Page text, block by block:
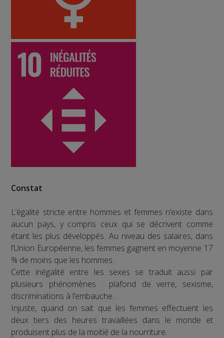
Constat
L’égalité stricte entre hommes et femmes n’existe dans
aucun pays, y compris ceux qui se décrivent comme
étant les plus développés. Au niveau des salaires, dans
l’Union Européenne, les femmes gagnent en moyenne 17
% de moins que les hommes.
Cette inégalité entre les sexes se traduit aussi par
plusieurs phénomènes : plafond de verre, sexisme,
discriminations à l’embauche…
Injuste, quand on sait que les femmes effectuent les
deux tiers des heures travaillées dans le monde et
produisent plus de la moitié de la nourriture.